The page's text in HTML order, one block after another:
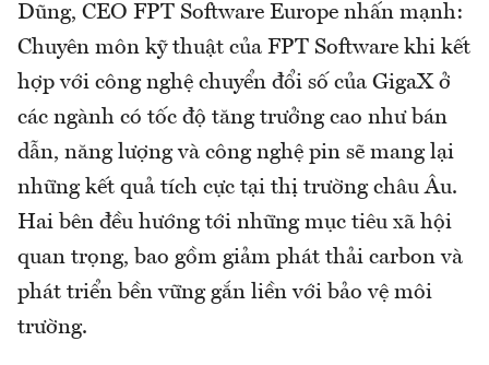
Dũng, CEO FPT Software Europe nhấn mạnh:
Chuyên môn kỹ thuật của FPT Software khi kết
hợp với công nghệ chuyển đổi số của GigaX ở
các ngành có tốc độ tăng trưởng cao như bán
dẫn, năng lượng và công nghệ pin sẽ mang lại
những kết quả tích cực tại thị trường châu Âu.
Hai bên đều hướng tới những mục tiêu xã hội
quan trọng, bao gồm giảm phát thải carbon và
phát triển bền vững gắn liền với bảo vệ môi
trường.